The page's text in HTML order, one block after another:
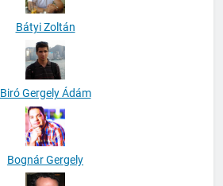
Bátyi Zoltán
Biró Gergely Ádám
Bognár Gergely